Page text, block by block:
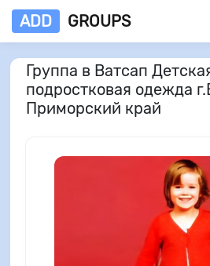
ADD GROUPS
Группа в Ватсап
подростковая одежда
Приморский край